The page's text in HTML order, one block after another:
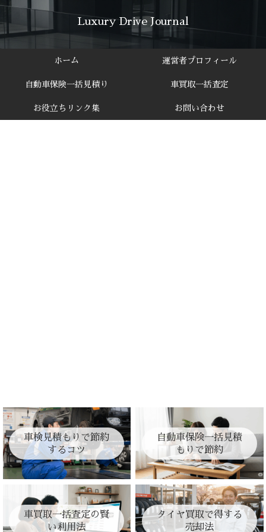
Luxury Drive Journal
ホーム 運営者プロフィール
自動車保険一括見積り 車買取一括査定
お役立ちリンク集 お問い合わせ
車検見積もりで節約
するコツ
自動車保険一括見積
もりで節約
車買取一括査定の賢
い利用法
タイヤ買取で得する
売却法